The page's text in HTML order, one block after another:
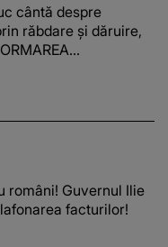
pentru ea și..."
cântă despre
răbdare și dăruire,
anilor: "De
români! Guvernul Ilie
facturilor!